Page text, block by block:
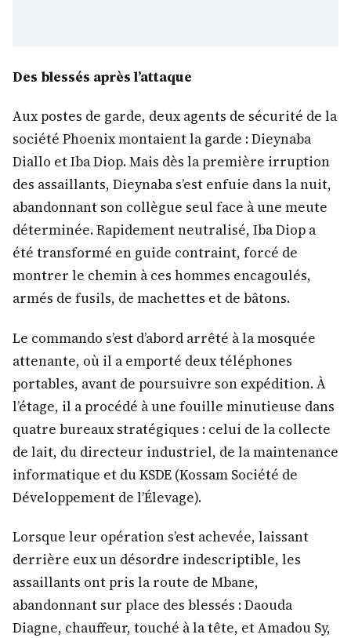
Des blessés après l’attaque
Aux postes de garde, deux agents de sécurité de la
société Phoenix montaient la garde : Dieynaba
Diallo et Iba Diop. Mais dès la première irruption
des assaillants, Dieynaba s’est enfuie dans la nuit,
abandonnant son collègue seul face à une meute
déterminée. Rapidement neutralisé, Iba Diop a
été transformé en guide contraint, forcé de
montrer le chemin à ces hommes encagoulés,
armés de fusils, de machettes et de bâtons.
Le commando s’est d’abord arrêté à la mosquée
attenante, où il a emporté deux téléphones
portables, avant de poursuivre son expédition. À
l’étage, il a procédé à une fouille minutieuse dans
quatre bureaux stratégiques : celui de la collecte
de lait, du directeur industriel, de la maintenance
informatique et du KSDE (Kossam Société de
Développement de l’Élevage).
Lorsque leur opération s’est achevée, laissant
derrière eux un désordre indescriptible, les
assaillants ont pris la route de Mbane,
abandonnant sur place des blessés : Daouda
Diagne, chauffeur, touché à la tête, et Amadou Sy,